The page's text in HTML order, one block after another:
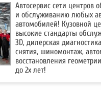
Автосервис сети центров
и обслуживанию любых
автомобилей! Кузовной
высокие стандарты
3D, дилерская
снятия, шиномонтаж,
восстановления
до 2х лет!